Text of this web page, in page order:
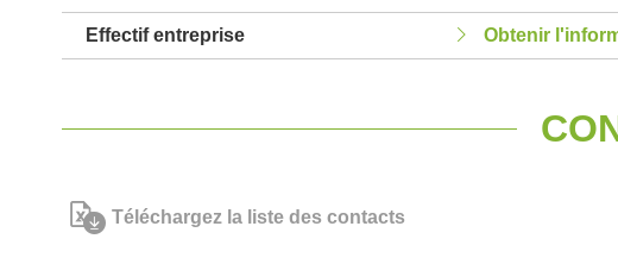
Effectif entreprise Obtenir
Téléchargez la liste des contacts